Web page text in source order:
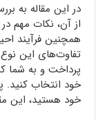
در این مقاله به
از آن، نکات مهم
همچنین فرآیند
تفاوت‌های این
پرداخت و به شما
خود انتخاب کنید.
خود هستید، این